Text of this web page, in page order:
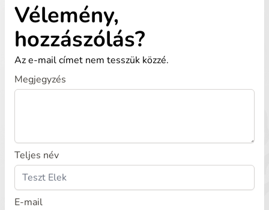
Vélemény,
hozzászólás?
Az e-mail címet nem tesszük közzé.
Megjegyzés
Teljes név
E-mail